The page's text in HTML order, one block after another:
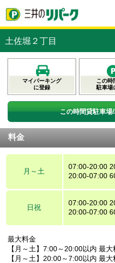
土佐堀２丁目
マイパーキング
に登録
この時
駐車場
この時間貸駐車場
料金
月～土
07:00-20:00
20:00-07:00
日祝
07:00-20:00
20:00-07:00
最大料金
【月～土】7:00～20:00以内 最
【月～土】20:00～7:00以内 最